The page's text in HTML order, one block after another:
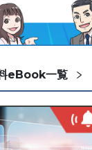
eBook一覧